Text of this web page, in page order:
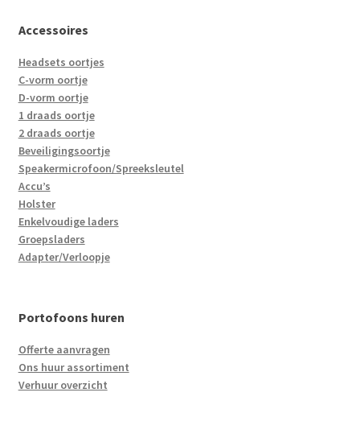
Accessoires
Headsets oortjes
C-vorm oortje
D-vorm oortje
1 draads oortje
2 draads oortje
Beveiligingsoortje
Speakermicrofoon/Spreeksleutel
Accu’s
Holster
Enkelvoudige laders
Groepsladers
Adapter/Verloopje
Portofoons huren
Offerte aanvragen
Ons huur assortiment
Verhuur overzicht